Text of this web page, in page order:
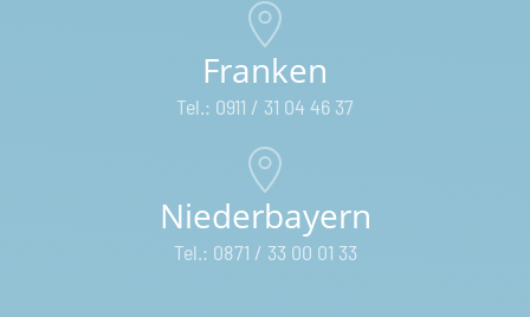
Franken
Tel.: 0911 / 31 04 46 37
Niederbayern
Tel.: 0871 / 33 00 01 33